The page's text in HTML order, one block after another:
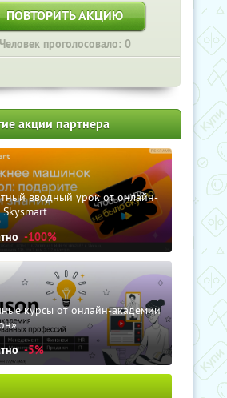
ПОВТОРИТЬ АКЦИЮ
Человек проголосовало: 0
акции партнера
вводный урок от онлайн-
-100%
курсы от онлайн-академии
-5%